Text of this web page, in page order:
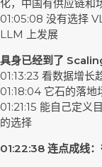
化，中国有供应链和
01:05:08 没有选择
LLM 上发展
具身已经到了
01:13:23 看数据增
01:18:04 它石的落
01:21:15 能自己定义
的选择
01:22:38 连点成线